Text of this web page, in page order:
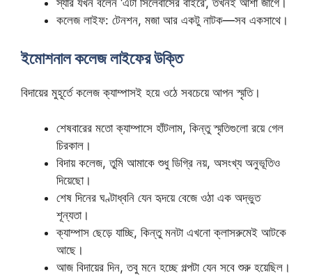
কলেজ লাইফ: টেনশন, মজা আর একটু নাটক—সব একসাথে।
ইমোশনাল কলেজ লাইফের উক্তি
বিদায়ের মুহূর্তে কলেজ ক্যাম্পাসই হয়ে ওঠে সবচেয়ে আপন স্মৃতি।
শেষবারের মতো ক্যাম্পাসে হাঁটলাম, কিন্তু স্মৃতিগুলো রয়ে গেল
চিরকাল।
বিদায় কলেজ, তুমি আমাকে শুধু ডিগ্রি নয়, অসংখ্য অনুভূতিও
দিয়েছো।
শেষ দিনের ঘণ্টাধ্বনি যেন হৃদয়ে বেজে ওঠা এক অদ্ভুত
শূন্যতা।
ক্যাম্পাস ছেড়ে যাচ্ছি, কিন্তু মনটা এখনো ক্লাসরুমেই আটকে
আছে।
আজ বিদায়ের দিন, তবু মনে হচ্ছে গল্পটা যেন সবে শুরু হয়েছিল।